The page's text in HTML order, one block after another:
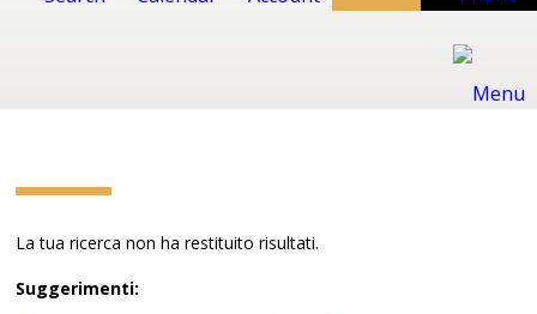
La tua ricerca non ha restituito risultati.
Suggerimenti: